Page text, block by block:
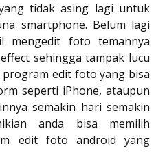
tidak asing lagi untuk
smartphone. Belum lagi
mengedit foto temannya
sehingga tampak lucu
edit foto yang bisa
seperti iPhone, ataupun
semakin hari semakin
anda bisa memilih
edit foto android yang